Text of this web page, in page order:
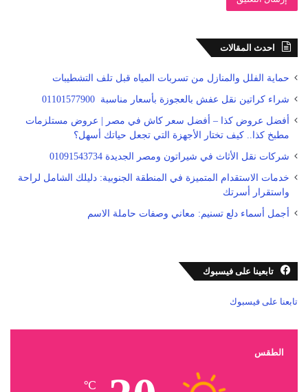
احدث المقالات
حماية الفلل والمنازل من تسربات المياه قبل تلف التشطيبات
شراء كراتين نقل عفش بالعجوزة بأسعار مناسبة 01101577900
أفضل عروض كذا – أفضل سعر كاش في مصر | عروض مستلزمات
مطبخ كذا.. كيف تختار الأجهزة التي تجعل حياتك أسهل؟
شركات نقل الأثاث في شيراتون ومصر الجديدة 01091543734
خدمات الاستقدام المتميزة في المنطقة الجنوبية: دليلك الشامل لراحة
واستقرار أسرتك
أجمل أسماء دلع تسنيم: معاني وصفات حاملة الاسم
تابعينا على فيسبوك
تابعنا على فيسبوك
الطقس
℃